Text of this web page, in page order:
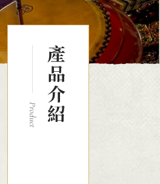
產品介紹
Product